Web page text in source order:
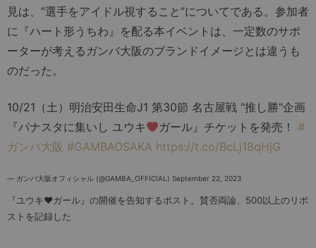
見は、“選手をアイドル視すること”についてである。参加者
に『ハート形うちわ』を配る本イベントは、一定数のサポ
ーターが考えるガンバ大阪のブランドイメージとは違うも
のだった。
10/21（土）明治安田生命J1 第30節 名古屋戦 "推し勝"企画
『パナスタに集いし ユウキ
ガール』チケットを発売！#
ガンバ大阪 #GAMBAOSAKA https://t.co/BcLj18qHjG
— ガンバ大阪オフィシャル (@GAMBA_OFFICIAL) September 22, 2023
『ユウキ♥︎ガール』の開催を告知するポスト。賛否両論、500以上のリポ
ストを記録した